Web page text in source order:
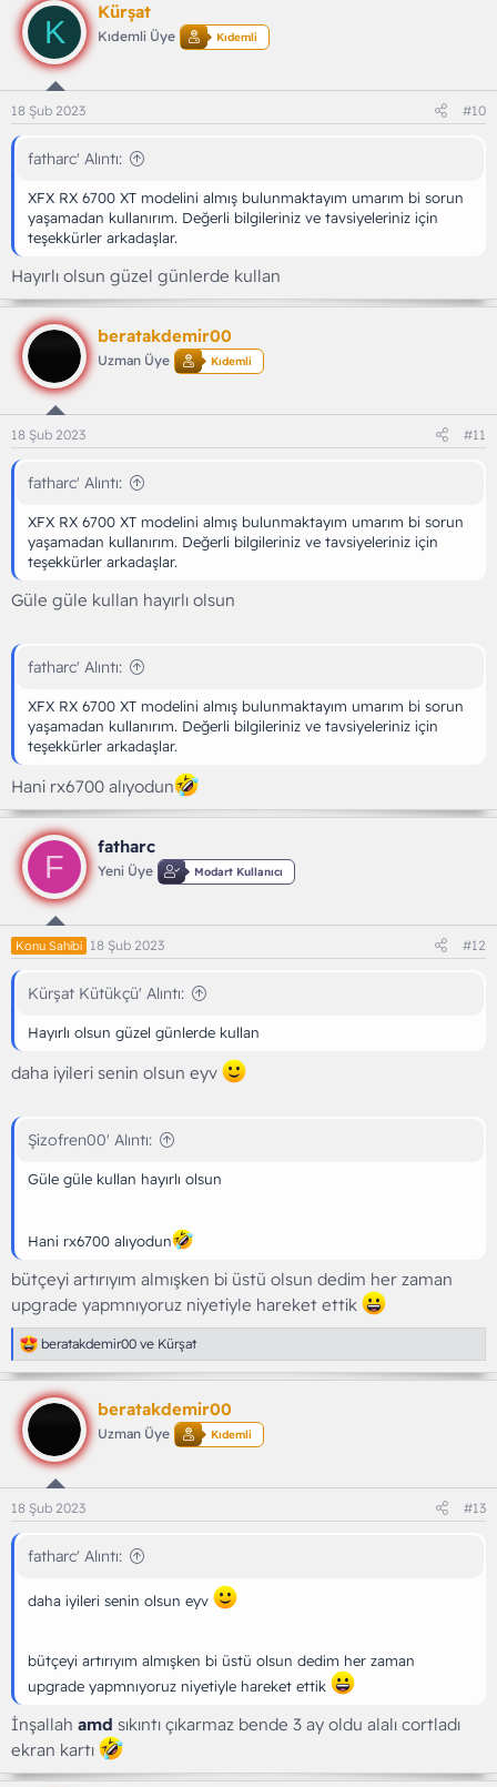
i
e
r
K
Kürşat
Kıdemli Üye Kıdemli
18 Şub 2023 #10
fatharc' Alıntı:
XFX RX 6700 XT modelini almış bulunmaktayım umarım bi sorun
yaşamadan kullanırım. Değerli bilgileriniz ve tavsiyeleriniz için
teşekkürler arkadaşlar.
Hayırlı olsun güzel günlerde kullan
beratakdemir00
Uzman Üye Kıdemli
18 Şub 2023 #11
fatharc' Alıntı:
XFX RX 6700 XT modelini almış bulunmaktayım umarım bi sorun
yaşamadan kullanırım. Değerli bilgileriniz ve tavsiyeleriniz için
teşekkürler arkadaşlar.
Güle güle kullan hayırlı olsun
fatharc' Alıntı:
XFX RX 6700 XT modelini almış bulunmaktayım umarım bi sorun
yaşamadan kullanırım. Değerli bilgileriniz ve tavsiyeleriniz için
teşekkürler arkadaşlar.
Hani rx6700 alıyodun
F
fatharc
Yeni Üye Modart Kullanıcı
Konu Sahibi 18 Şub 2023 #12
Kürşat Kütükçü' Alıntı:
Hayırlı olsun güzel günlerde kullan
daha iyileri senin olsun eyv
Şizofren00' Alıntı:
Güle güle kullan hayırlı olsun
Hani rx6700 alıyodun
bütçeyi artırıyım almışken bi üstü olsun dedim her zaman
upgrade yapmnıyoruz niyetiyle hareket ettik
T
e
p
k
e
r
:
beratakdemir00 ve Kürşat
beratakdemir00
Uzman Üye Kıdemli
18 Şub 2023 #13
fatharc' Alıntı:
daha iyileri senin olsun eyv
bütçeyi artırıyım almışken bi üstü olsun dedim her zaman
upgrade yapmnıyoruz niyetiyle hareket ettik
İnşallah amd sıkıntı çıkarmaz bende 3 ay oldu alalı cortladı
ekran kartı